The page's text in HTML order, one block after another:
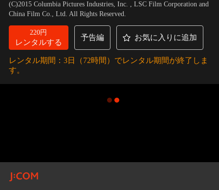
を侵略しはじめたのだ！この最大の危機を乗り越える為に選ばれ
たのは、元ゲームオタク達だった！
コロンバス
(C)2015 Columbia Pictures Industries, Inc. , LSC Film Corporation and
China Film Co., Ltd. All Rights Reserved.
220円
レンタルする
予告編 お気に入りに追加
レンタル期間：3日（72時間）でレンタル期間が終了しま
す。